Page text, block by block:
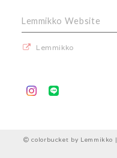
Lemmikko Website
Lemmikko
colorbucket by Lemmikko |